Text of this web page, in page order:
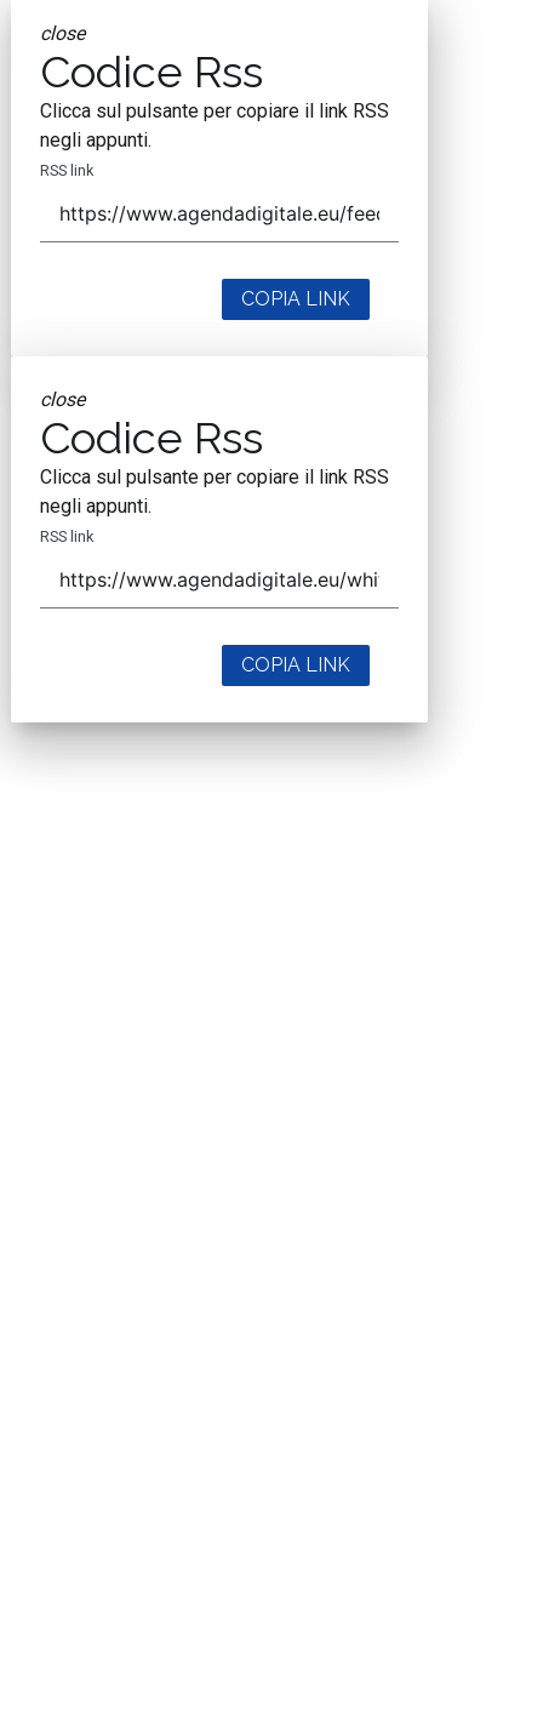
close
Codice Rss
Clicca sul pulsante per copiare il link RSS
negli appunti.
RSS link
COPIA LINK
close
Codice Rss
Clicca sul pulsante per copiare il link RSS
negli appunti.
RSS link
COPIA LINK